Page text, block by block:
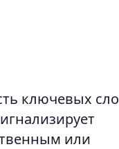
ключевых
или